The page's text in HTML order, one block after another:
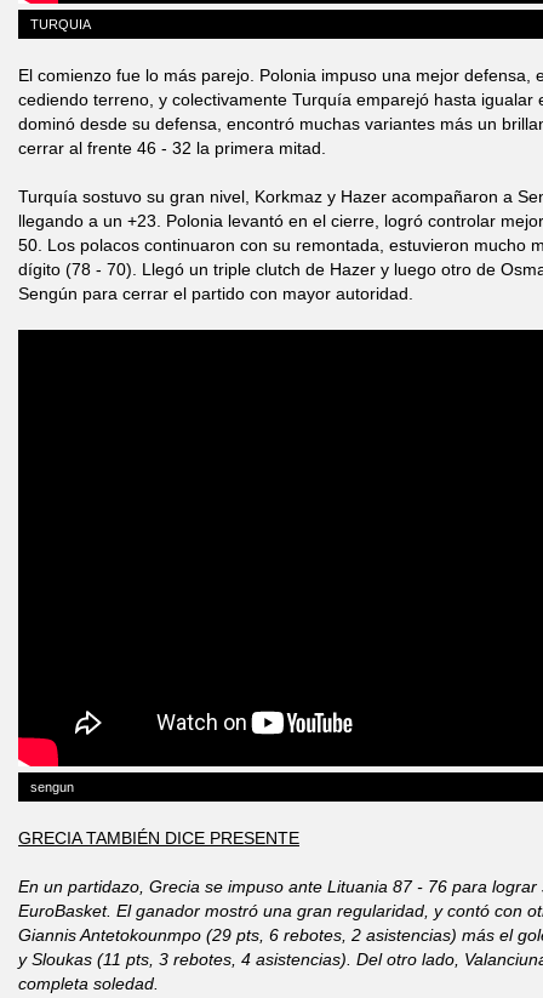
TURQUIA
El comienzo fue lo más parejo. Polonia impuso una mejor defensa,
cediendo terreno, y colectivamente Turquía emparejó hasta igualar
dominó desde su defensa, encontró muchas variantes más un
cerrar al frente 46 - 32 la primera mitad.
Turquía sostuvo su gran nivel, Korkmaz y Hazer acompañaron a
llegando a un +23. Polonia levantó en el cierre, logró controlar
50. Los polacos continuaron con su remontada, estuvieron mucho
dígito (78 - 70). Llegó un triple clutch de Hazer y luego otro de
Sengún para cerrar el partido con mayor autoridad.
sengun
GRECIA TAMBIÉN DICE PRESENTE
En un partidazo, Grecia se impuso ante Lituania 87 - 76 para
EuroBasket. El ganador mostró una gran regularidad, y contó con
Giannis Antetokounmpo (29 pts, 6 rebotes, 2 asistencias) más el
y Sloukas (11 pts, 3 rebotes, 4 asistencias). Del otro lado,
completa soledad.